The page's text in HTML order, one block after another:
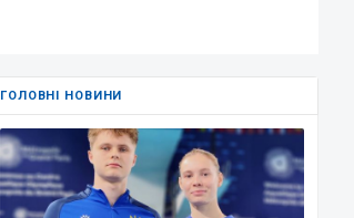
ГОЛОВНІ НОВИНИ